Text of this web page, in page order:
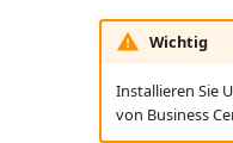
Wichtig
Installieren Sie
von Business